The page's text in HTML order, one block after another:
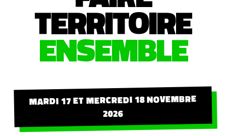
TERRITOIRE
ENSEMBLE
MARDI 17 ET MERCREDI 18 NOVEMBRE
2026